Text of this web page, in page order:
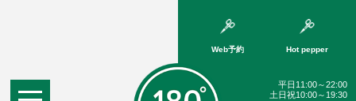
Web予約 Hot pepper
平日11:00～22:00
土日祝10:00～19:30